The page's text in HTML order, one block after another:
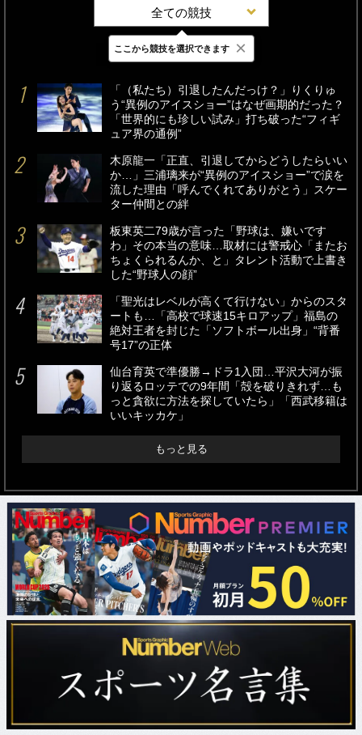
全ての競技
最新 24時間 週間
「（私たち）引退したんだっけ？」りくりゅ
う“異例のアイスショー”はなぜ画期的だった？
「世界的にも珍しい試み」打ち破った“フィギ
ュア界の通例”
木原龍一「正直、引退してからどうしたらいい
か…」三浦璃来が“異例のアイスショー”で涙を
流した理由「呼んでくれてありがとう」スケー
ター仲間との絆
板東英二79歳が言った「野球は、嫌いです
わ」その本当の意味…取材には警戒心「またお
ちょくられるんか、と」タレント活動で上書き
した“野球人の顔”
「聖光はレベルが高くて行けない」からのスタ
ートも…「高校で球速15キロアップ」福島の
絶対王者を封じた「ソフトボール出身」“背番
号17”の正体
仙台育英で準優勝→ドラ1入団…平沢大河が振
り返るロッテでの9年間「殻を破りきれず…も
っと貪欲に方法を探していたら」「西武移籍は
いいキッカケ」
もっと見る
ここから競技を選択できます ×